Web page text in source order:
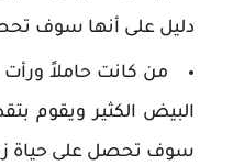
دليل على أنها سوف
من كانت حاملاً
البيض الكثير ويقوم
سوف تحصل على حياة